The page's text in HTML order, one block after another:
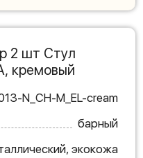
2 шт Стул
кремовый
N_CH-M_EL-cream
барный
экокожа